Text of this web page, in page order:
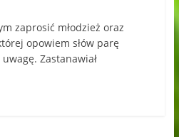
zaprosić młodzież oraz
opowiem słów parę
Zastanawiał